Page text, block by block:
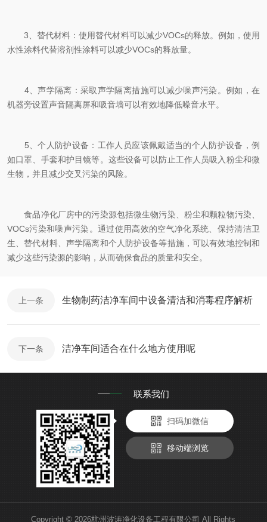
3、替代材料：使用替代材料可以减少VOCs的释放。例如，使用
水性涂料代替溶剂性涂料可以减少VOCs的释放量。
4、声学隔离：采取声学隔离措施可以减少噪声污染。例如，在
机器旁设置声音隔离屏和吸音墙可以有效地降低噪音水平。
5、个人防护设备：工作人员应该佩戴适当的个人防护设备，例
如口罩、手套和护目镜等。这些设备可以防止工作人员吸入粉尘和微
生物，并且减少交叉污染的风险。
食品净化厂房中的污染源包括微生物污染、粉尘和颗粒物污染、
VOCs污染和噪声污染。通过使用高效的空气净化系统、保持清洁卫
生、替代材料、声学隔离和个人防护设备等措施，可以有效地控制和
减少这些污染源的影响，从而确保食品的质量和安全。
上一条 生物制药洁净车间中设备清洁和消毒程序解析
下一条 洁净车间适合在什么地方使用呢
联系我们
扫码加微信
移动端浏览
Copyright © 2026杭州波涛净化设备工程有限公司 All Rights